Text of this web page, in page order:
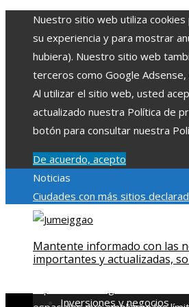
Nuestro sitio web utiliza
su experiencia y para mostrar
hubiera). Nuestro sitio web
terceros como Google
Al utilizar el sitio web, usted
actualizado nuestra Política de
botón para consultar nuestra
De acuerdo, acepto
Noticias
Ciudades con más sitios
Humanidad y su importancia
la inversión productiva y reducir
en Bosnia y Herzegovina
La
Mantente informado con las
importantes y actualizadas,
Inversiones y negocios